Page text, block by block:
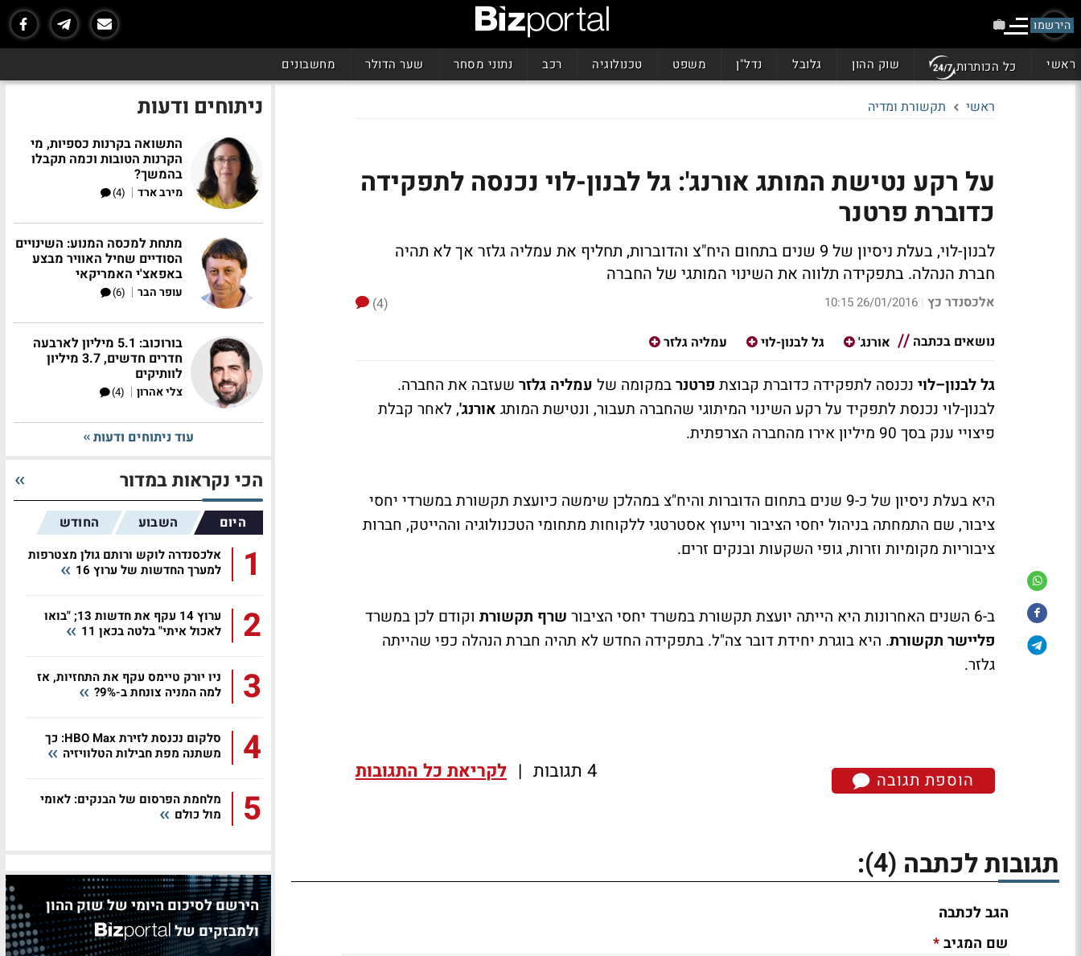
הירשמו
ראשי כל הכותרות שוק ההון גלובל נדל"ן משפט טכנולוגיה רכב נתוני מסחר שער הדולר מחשבונים
ראשי תקשורת ומדיה
על רקע נטישת המותג אורנג': גל לבנון-לוי נכנסה לתפקידה
כדוברת פרטנר
לבנון-לוי, בעלת ניסיון של 9 שנים בתחום היח"צ והדוברות, תחליף את עמליה גלזר אך לא תהיה
חברת הנהלה. בתפקידה תלווה את השינוי המותגי של החברה
אלכסנדר כץ |
26/01/2016 10:15
(4)
נושאים בכתבה
אורנג' גל לבנון-לוי עמליה גלזר
גל לבנון–לוי נכנסה לתפקידה כדוברת קבוצת פרטנרבמקומה של עמליה גלזר שעזבה את החברה.
לבנון-לוי נכנסת לתפקיד על רקע השינוי המיתוגי שהחברה תעבור, ונטישת המותג אורנג', לאחר קבלת
פיצויי ענק בסך 90 מיליון אירו מהחברה הצרפתית.
היא בעלת ניסיון של כ-9 שנים בתחום הדוברות והיח"צ במהלכן שימשה כיועצת תקשורת במשרדי יחסי
ציבור, שם התמחתה בניהול יחסי הציבור וייעוץ אסטרטגי ללקוחות מתחומי הטכנולוגיה וההייטק, חברות
ציבוריות מקומיות וזרות, גופי השקעות ובנקים זרים.
ב-6 השנים האחרונות היא הייתה יועצת תקשורת במשרד יחסי הציבור שרף תקשורת וקודם לכן במשרד
פליישר תקשורת. היא בוגרת יחידת דובר צה"ל. בתפקידה החדש לא תהיה חברת הנהלה כפי שהייתה
גלזר.
הוספת תגובה 4 תגובות | לקריאת כל התגובות
תגובות לכתבה (4)
:
הגב לכתבה
שם המגיב*
ניתוחים ודעות
התשואה בקרנות כספיות, מי
הקרנות הטובות וכמה תקבלו
בהמשך?
מירב ארד |
(4)
מתחת למכסה המנוע: השינויים
הסודיים שחיל האוויר מבצע
באפאצ'י האמריקאי
עופר הבר |
(6)
בורוכוב: 5.1 מיליון לארבעה
חדרים חדשים, 3.7 מיליון
לוותיקים
צלי אהרון |
(4)
עוד ניתוחים ודעות
הכי נקראות במדור
היום השבוע החודש
1
אלכסנדרה לוקש ורותם גולן מצטרפות
למערך החדשות של ערוץ 16
2
ערוץ 14 עקף את חדשות 13; "בואו
לאכול איתי" בלטה בכאן 11
3
ניו יורק טיימס עקף את התחזיות, אז
למה המניה צונחת ב-9%?
4
סלקום נכנסת לזירת HBO Max: כך
משתנה מפת חבילות הטלוויזיה
5
מלחמת הפרסום של הבנקים: לאומי
מול כולם
הירשם לסיכום היומי של שוק ההון
ולמבזקים של